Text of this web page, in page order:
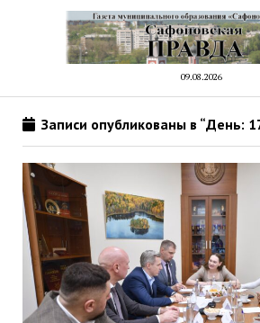
09.08.2026
Записи опубликованы в “День: